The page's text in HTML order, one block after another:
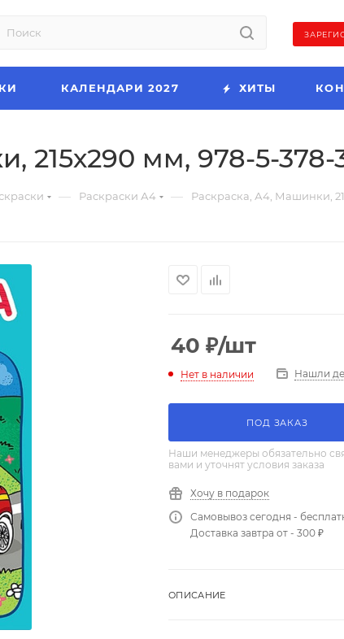
КАЛЕНДАРИ 2027 ХИТЫ
215х290 мм, 978-5-378-
— Раскраски А4 — Раскраска, А4, Машинки,
40 ₽/шт
Нет в наличии Нашли
ПОД ЗАКАЗ
Наши менеджеры обязательно
вами и уточнят условия заказа
Хочу в подарок
Самовывоз сегодня -
Доставка завтра от - 300 ₽
ОПИСАНИЕ